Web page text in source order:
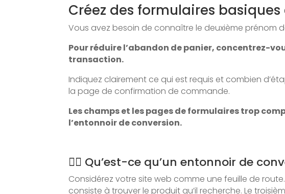
Créez des formulaires
Vous avez besoin de connaître le deuxième prénom
Pour réduire l’abandon de panier, concentrez-
transaction.
Indiquez clairement ce qui est requis et combien
la page de confirmation de commande.
Les champs et les pages de formulaires trop
l’entonnoir de conversion.
👉🏻 Qu’est-ce qu’un entonnoir de
Considérez votre site web comme une feuille de
consiste à trouver le produit qu’il recherche. Le